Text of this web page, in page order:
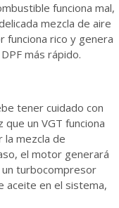
funciona mal,
mezcla de aire
funciona rico y genera
más rápido.
tener cuidado con
un VGT funciona
mezcla de
el motor generará
un turbocompresor
aceite en el sistema,